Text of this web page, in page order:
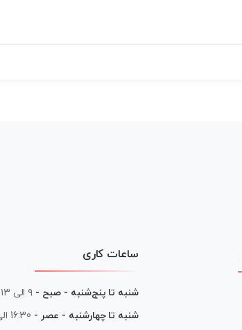
ساعات کاری
شنبه تا پنج‌شنبه - صبح - ۹ الی ۱۳
شنبه تا چهارشنبه - عصر - 16:30 الی 20